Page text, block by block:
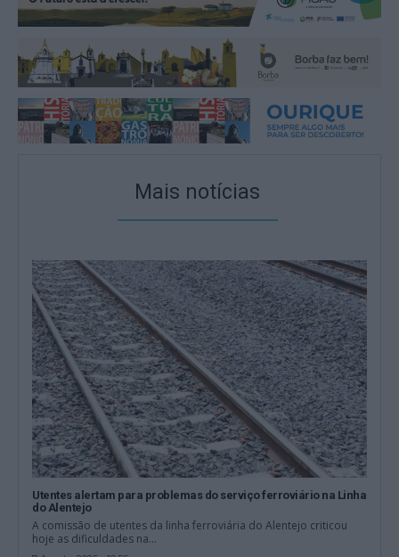
Mais notícias
Utentes alertam para problemas do serviço ferroviário na Linha
do Alentejo
A comissão de utentes da linha ferroviária do Alentejo criticou
hoje as dificuldades na...